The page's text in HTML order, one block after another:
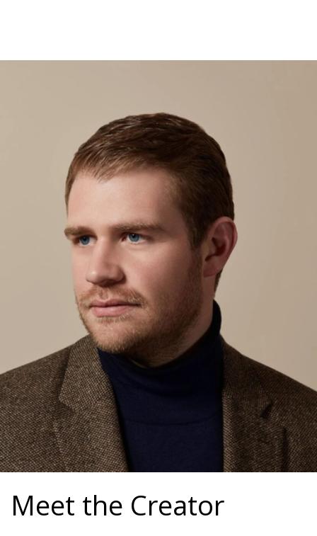
Meet the Creator